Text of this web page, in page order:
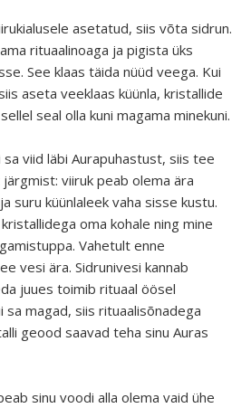
asetatud, siis võta sidrun.
rituaalinoaga ja pigista üks
See klaas täida nüüd veega. Kui
aseta veeklaas küünla, kristallide
seal olla kuni magama minekuni.
sa viid läbi Aurapuhastust, siis tee
viiruk peab olema ära
suru küünlaleek vaha sisse kustu.
oma kohale ning mine
Vahetult enne
vesi ära. Sidrunivesi kannab
juues toimib rituaal öösel
sa magad, siis rituaalisõnadega
geood saavad teha sinu Auras
sinu voodi alla olema vaid ühe